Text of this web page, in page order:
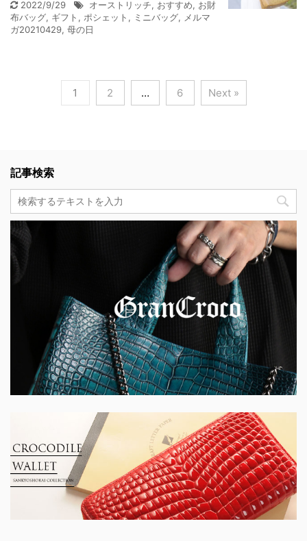
2022/9/29 オーストリッチ, おすすめ, お財
布バッグ, ギフト , ポシェット , ミニバッグ, メルマ
ガ20210429, 母の日
1 2 … 6 Next »
記事検索